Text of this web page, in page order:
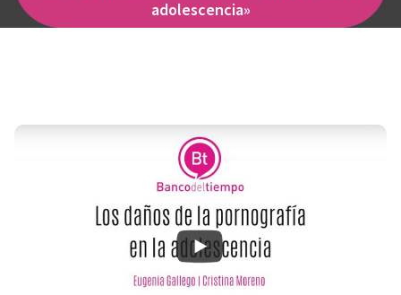
adolescencia»